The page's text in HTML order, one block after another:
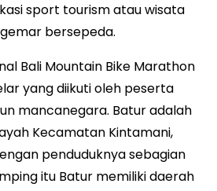
sport tourism atau wisata
bersepeda.
Bali Mountain Bike Marathon
yang diikuti oleh peserta
mancanegara. Batur adalah
Kecamatan Kintamani,
penduduknya sebagian
itu Batur memiliki daerah